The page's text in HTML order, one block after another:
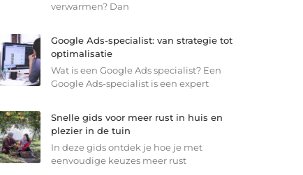
verwarmen? Dan
Google Ads-specialist: van strategie tot
optimalisatie
Wat is een Google Ads specialist? Een
Google Ads-specialist is een expert
Snelle gids voor meer rust in huis en
plezier in de tuin
In deze gids ontdek je hoe je met
eenvoudige keuzes meer rust